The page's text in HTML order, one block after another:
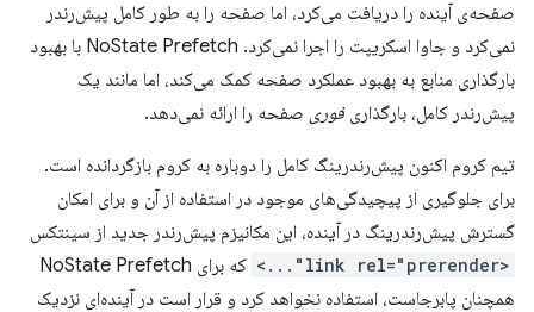
صفحه‌ی آینده را دریافت می‌کرد، اما صفحه را به طور کامل پیش‌رندر
نمی‌کرد و جاوا اسکریپت را اجرا نمی‌کرد. NoState Prefetch با بهبود
بارگذاری منابع به بهبود عملکرد صفحه کمک می‌کند، اما مانند یک
پیش‌رندر کامل، بارگذاریفوری صفحه را ارائه نمی‌دهد.
تیم کروم اکنون پیش‌رندرینگ کامل را دوباره به کروم بازگردانده است.
برای جلوگیری از پیچیدگی‌های موجود در استفاده از آن و برای امکان
گسترش پیش‌رندرینگ در آینده، این مکانیزم پیش‌رندر جدید از سینتکس
<link rel="prerender"...>
که برای NoState Prefetch
همچنان پابرجاست، استفاده نخواهد کرد و قرار است در آینده‌ای نزدیک